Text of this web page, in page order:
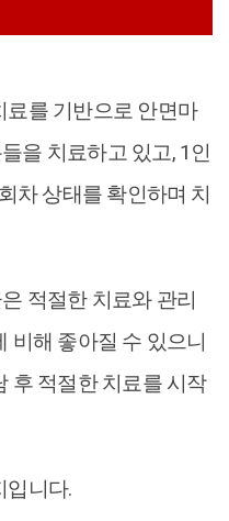
료를 기반으로 안면마
을 치료하고 있고, 1인
차 상태를 확인하며 치
적절한 치료와 관리
비해 좋아질 수 있으니
후 적절한 치료를 시작
입니다.